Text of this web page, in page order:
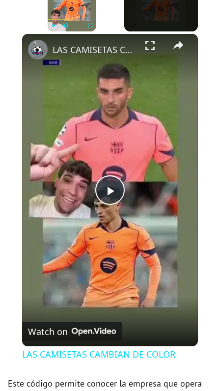
×
P
l
a
y
V
i
d
LAS CAMISETAS CAMBIAN DE COLOR
Watch on
LAS CAMISETAS CAMBIAN DE COLOR
Este código permite conocer la empresa que opera